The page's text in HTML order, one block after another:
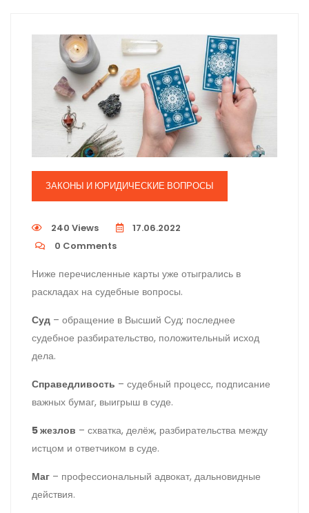
ЗАКОНЫ И ЮРИДИЧЕСКИЕ ВОПРОСЫ
240 Views
17.06.2022
0 Comments
Ниже перечисленные карты уже отыгрались в
раскладах на судебные вопросы.
Суд – обращение в Высший Суд; последнее
судебное разбирательство, положительный исход
дела.
Справедливость – судебный процесс, подписание
важных бумаг, выигрыш в суде.
5 жезлов – схватка, делёж, разбирательства между
истцом и ответчиком в суде.
Маг – профессиональный адвокат, дальновидные
действия.